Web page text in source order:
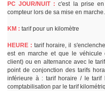
PC JOUR/NUIT : c'est la prise
compteur lors de sa mise en marche.
KM : tarif pour un kilomètre
HEURE : tarif horaire, il
est en marche et que le véhicule
client) ou en alternance avec le
point de conjonction des tarifs
inférieure à : tarif horaire / le tarif
comptabilisation par le tarif